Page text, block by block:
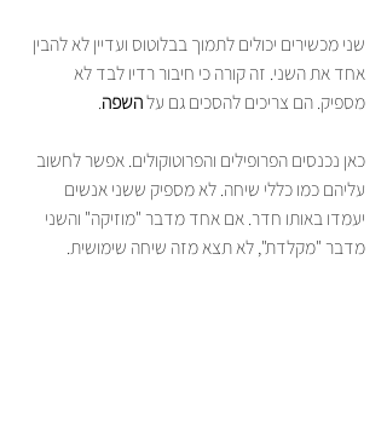
שני מכשירים יכולים לתמוך בבלוטוס ועדיין לא להבין
אחד את השני. זה קורה כי חיבור רדיו לבד לא
מספיק. הם צריכים להסכים גם על השפה.
כאן נכנסים הפרופילים והפרוטוקולים. אפשר לחשוב
עליהם כמו כללי שיחה. לא מספיק ששני אנשים
יעמדו באותו חדר. אם אחד מדבר "מוזיקה" והשני
מדבר "מקלדת", לא תצא מזה שיחה שימושית.